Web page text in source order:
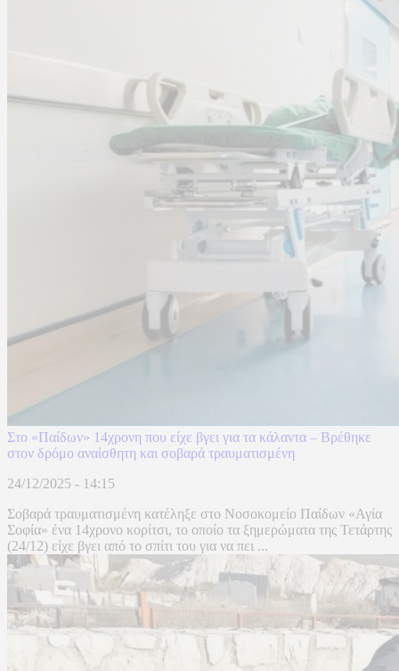
Στο «Παίδων» 14χρονη που είχε βγει για τα κάλαντα – Βρέθηκε
στον δρόμο αναίσθητη και σοβαρά τραυματισμένη
24/12/2025 - 14:15
Σοβαρά τραυματισμένη κατέληξε στο Νοσοκομείο Παίδων «Αγία
Σοφία» ένα 14χρονο κορίτσι, το οποίο τα ξημερώματα της Τετάρτης
(24/12) είχε βγει από το σπίτι του για να πει ...